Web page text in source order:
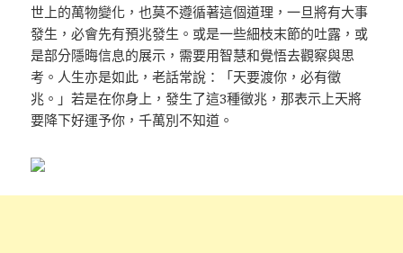
世上的萬物變化，也莫不遵循著這個道理，一旦將有大事
發生，必會先有預兆發生。或是一些細枝末節的吐露，或
是部分隱晦信息的展示，需要用智慧和覺悟去觀察與思
考。人生亦是如此，老話常說：「天要渡你，必有徵
兆。」若是在你身上，發生了這3種徵兆，那表示上天將
要降下好運予你，千萬別不知道。